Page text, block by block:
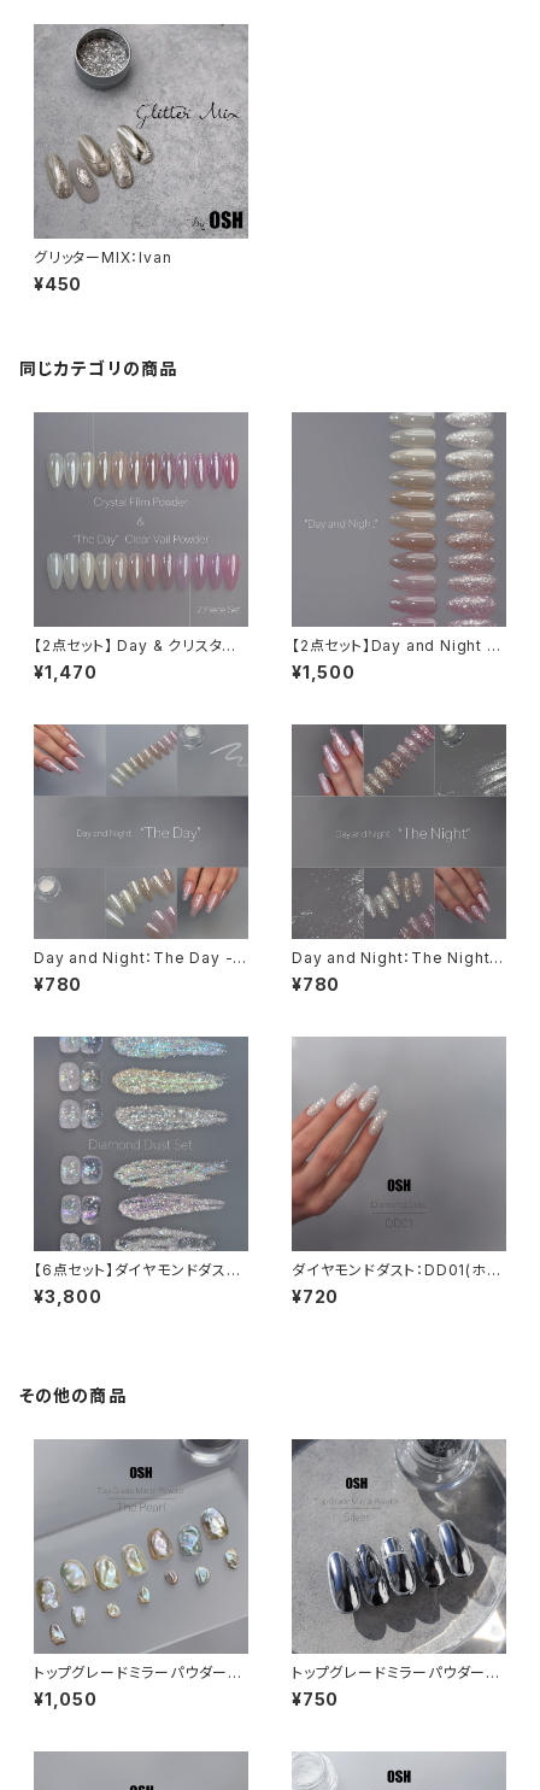
グリッターMIX：Ivan
¥450
同じカテゴリの商品
【2点セット】 Day & クリスタル
フィルムパウダー【限定】
¥1,470
【2点セット】Day and Night s
et
¥1,500
Day and Night：The Day -
Clear Veil Powder
¥780
Day and Night：The Night -
Jewel Glitter Flake
¥780
【6点セット】ダイヤモンドダスト
シリーズ & Glitter hour：01:0
0am
¥3,800
ダイヤモンドダスト：DD01(ホワ
イト系)
¥720
その他の商品
トップグレードミラーパウダー：T
he Pearl
¥1,050
トップグレードミラーパウダー：
シルバー
¥750